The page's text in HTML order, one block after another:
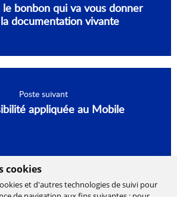
cookies
et d'autres technologies de suivi pour
bonbon qui va vous donner
documentation vivante
Poste suivant
appliquée au Mobile